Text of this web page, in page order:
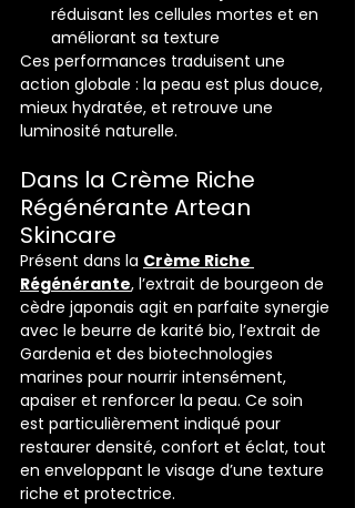
réduisant les cellules mortes et en
améliorant sa texture
Ces performances traduisent une
action globale : la peau est plus douce,
mieux hydratée, et retrouve une
luminosité naturelle.
Dans la Crème Riche
Régénérante Artean
Skincare
Présent dans la Crème Riche
Régénérante, l’extrait de bourgeon de
cèdre japonais agit en parfaite synergie
avec le beurre de karité bio, l’extrait de
Gardenia et des biotechnologies
marines pour nourrir intensément,
apaiser et renforcer la peau. Ce soin
est particulièrement indiqué pour
restaurer densité, confort et éclat, tout
en enveloppant le visage d’une texture
riche et protectrice.